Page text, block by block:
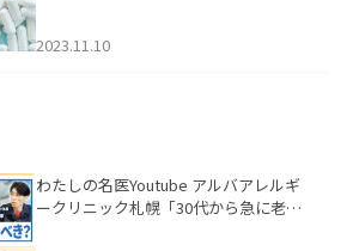
2023.11.10
わたしの名医Youtube アルバアレルギ
ークリニック札幌「30代から急に老け